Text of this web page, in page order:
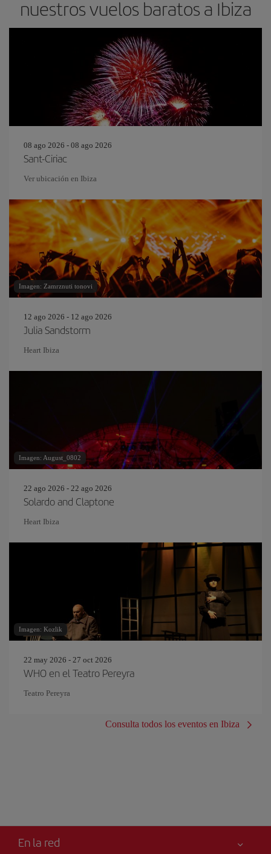
nuestros vuelos baratos a Ibiza
08 ago 2026 - 08 ago 2026
Sant-Ciriac
Ver ubicación en Ibiza
Imagen: Zamrznuti tonovi
12 ago 2026 - 12 ago 2026
Julia Sandstorm
Heart Ibiza
Imagen: August_0802
22 ago 2026 - 22 ago 2026
Solardo and Claptone
Heart Ibiza
Imagen: Kozlik
22 may 2026 - 27 oct 2026
WHO en el Teatro Pereyra
Teatro Pereyra
Consulta todos los eventos en Ibiza
En la red